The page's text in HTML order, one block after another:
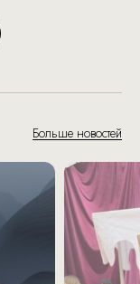
Больше новостей